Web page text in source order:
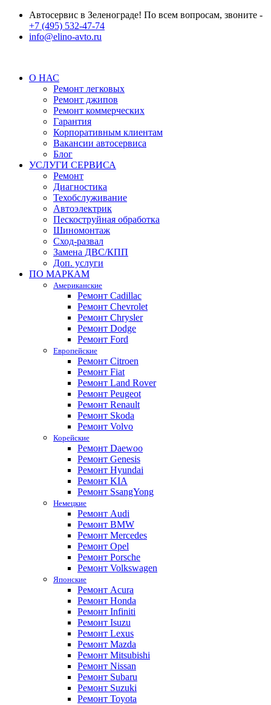
Автосервис в Зеленограде! По всем вопросам, звоните -
+7 (495) 532-47-74
info@elino-avto.ru
О НАС
Ремонт легковых
Ремонт джипов
Ремонт коммерческих
Гарантия
Корпоративным клиентам
Вакансии автосервиса
Блог
УСЛУГИ СЕРВИСА
Ремонт
Диагностика
Техобслуживание
Автоэлектрик
Пескоструйная обработка
Шиномонтаж
Сход-развал
Замена ДВС/КПП
Доп. услуги
ПО МАРКАМ
Американские
Ремонт Cadillac
Ремонт Chevrolet
Ремонт Chrysler
Ремонт Dodge
Ремонт Ford
Европейские
Ремонт Citroen
Ремонт Fiat
Ремонт Land Rover
Ремонт Peugeot
Ремонт Renault
Ремонт Skoda
Ремонт Volvo
Корейские
Ремонт Daewoo
Ремонт Genesis
Ремонт Hyundai
Ремонт KIA
Ремонт SsangYong
Немецкие
Ремонт Audi
Ремонт BMW
Ремонт Mercedes
Ремонт Opel
Ремонт Porsche
Ремонт Volkswagen
Японские
Ремонт Acura
Ремонт Honda
Ремонт Infiniti
Ремонт Isuzu
Ремонт Lexus
Ремонт Mazda
Ремонт Mitsubishi
Ремонт Nissan
Ремонт Subaru
Ремонт Suzuki
Ремонт Toyota